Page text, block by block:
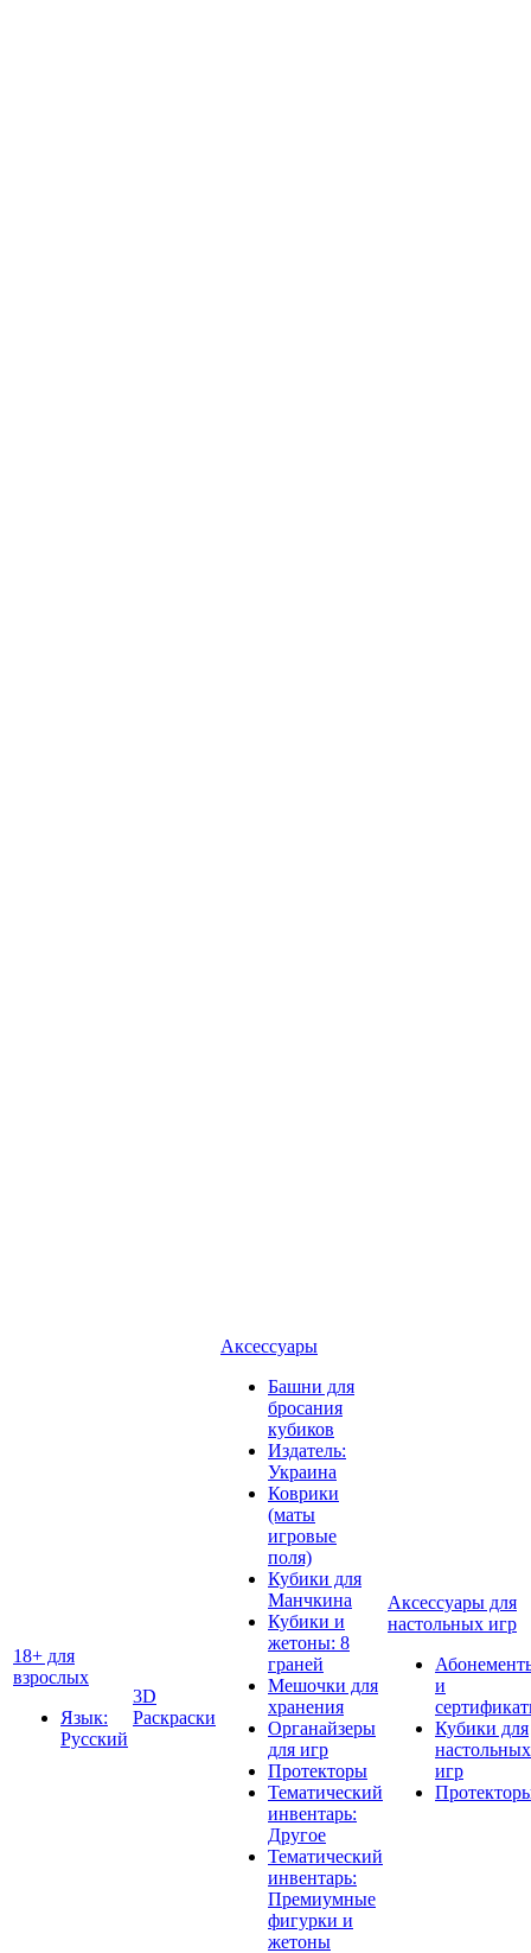
18+ для
взрослых
Язык:
Русский
3D
Раскраски
Аксессуары
Башни для
бросания
кубиков
Издатель:
Украина
Коврики
(маты
игровые
поля)
Кубики для
Манчкина
Кубики и
жетоны: 8
граней
Мешочки для
хранения
Органайзеры
для игр
Протекторы
Тематический
инвентарь:
Другое
Тематический
инвентарь:
Премиумные
фигурки и
жетоны
Аксессуары для
настольных игр
и
Кубики для
настольных
игр